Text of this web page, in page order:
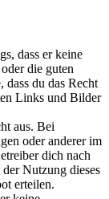
dass er keine
die guten
dass du das Recht
Links und Bilder
aus. Bei
oder anderer im
dich nach
Nutzung dieses
erteilen.